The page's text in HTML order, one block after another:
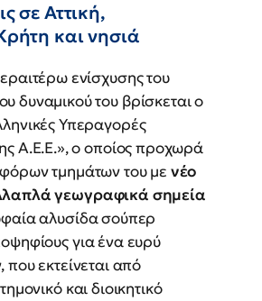
σε Αττική,
και νησιά
ενίσχυσης του
δυναμικού του βρίσκεται ο
Υπεραγορές
Α.Ε.Ε.», ο οποίος προχωρά
τμημάτων του με νέο
γεωγραφικά σημεία
αλυσίδα σούπερ
για ένα ευρύ
εκτείνεται από
και διοικητικό